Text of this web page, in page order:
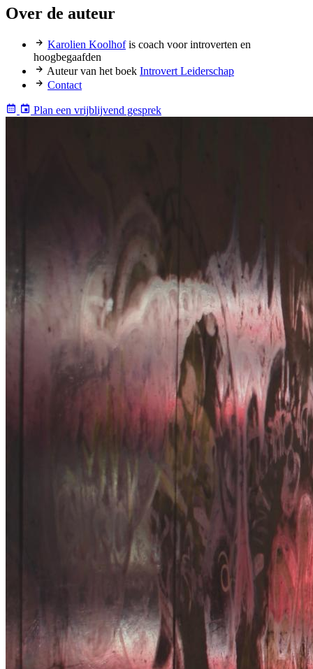
Over de auteur
Karolien Koolhofis coach voor introverten en
hoogbegaafden
Auteur van het boek Introvert Leiderschap
Contact
Plan een vrijblijvend gesprek